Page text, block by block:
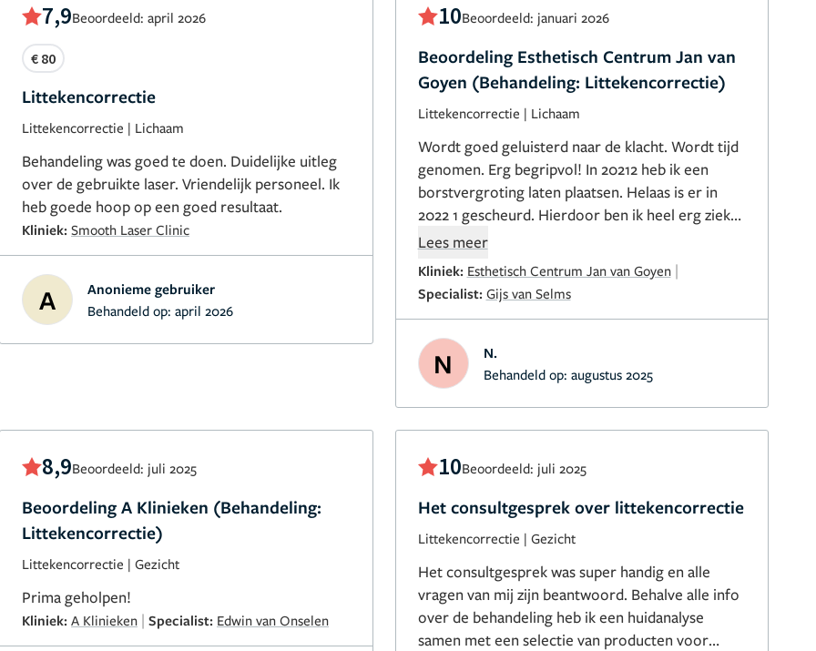
7,9Beoordeeld: april 2026
€ 80
Littekencorrectie
Littekencorrectie | Lichaam
Behandeling was goed te doen. Duidelijke uitleg
over de gebruikte laser. Vriendelijk personeel. Ik
heb goede hoop op een goed resultaat.
Kliniek: Smooth Laser Clinic
A
Anonieme gebruiker
Behandeld op: april 2026
10Beoordeeld: januari 2026
Beoordeling Esthetisch Centrum Jan van
Goyen (Behandeling: Littekencorrectie)
Littekencorrectie | Lichaam
Wordt goed geluisterd naar de klacht. Wordt tijd
genomen. Erg begripvol! In 20212 heb ik een
borstvergroting laten plaatsen. Helaas is er in
2022 1 gescheurd. Hierdoor ben ik heel erg ziek
geworden. In 2025 is een restsilicoon verwijderd.
Rest silicoon is verwijderd. Hiervoor ben ik
enorm dankbaar!
Lees meer
Kliniek: Esthetisch Centrum Jan van Goyen |
Specialist: Gijs van Selms
N
N.
Behandeld op: augustus 2025
8,9Beoordeeld: juli 2025
Beoordeling A Klinieken (Behandeling:
Littekencorrectie)
Littekencorrectie | Gezicht
Prima geholpen!
Kliniek: A Klinieken | Specialist: Edwin van Onselen
10Beoordeeld: juli 2025
Het consultgesprek over littekencorrectie
Littekencorrectie | Gezicht
Het consultgesprek was super handig en alle
vragen van mij zijn beantwoord. Behalve alle info
over de behandeling heb ik een huidanalyse
samen met een selectie van producten voor